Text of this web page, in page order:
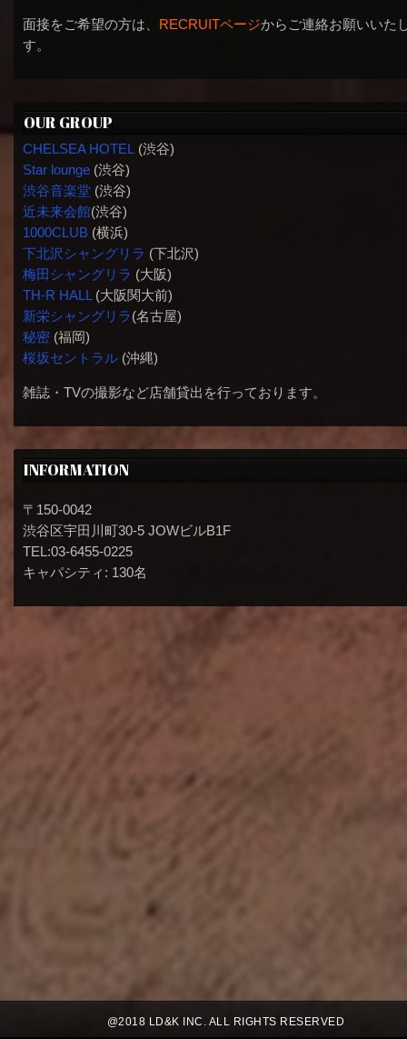
面接をご希望の方は、 RECRUITページからご連絡お願いいた
す。
OUR GROUP
CHELSEA HOTEL (渋谷)
Star lounge(渋谷)
渋谷音楽堂(渋谷)
近未来会館(渋谷)
1000CLUB(横浜)
下北沢シャングリラ (下北沢)
梅田シャングリラ (大阪)
TH-R HALL(大阪関大前)
新栄シャングリラ(名古屋)
秘密(福岡)
桜坂セントラル(沖縄)
雑誌・TVの撮影など店舗貸出を行っております。
INFORMATION
〒150-0042
渋谷区宇田川町30-5 JOWビルB1F
TEL:03-6455-0225
キャパシティ: 130名
@2018 LD&K INC. ALL RIGHTS RESERVED